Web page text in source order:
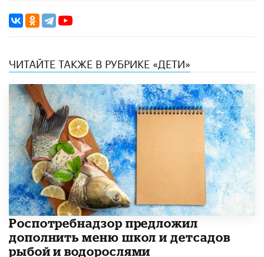
ЧИТАЙТЕ ТАКЖЕ В РУБРИКЕ «ДЕТИ»
Роспотребнадзор предложил
дополнить меню школ и детсадов
рыбой и водорослями